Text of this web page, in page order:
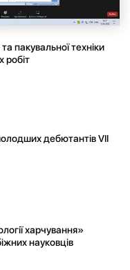
пакувальної техніки
робіт
дебютантів VII
харчування»
науковців